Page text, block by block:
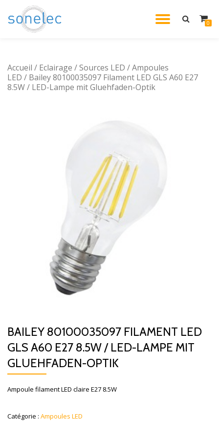
Aller
0
Accueil / Eclairage /Sources LED /Ampoules
LED / Bailey 80100035097 Filament LED GLS A60 E27
8.5W / LED-Lampe mit Gluehfaden-Optik
BAILEY 80100035097 FILAMENT LED
GLS A60 E27 8.5W / LED-LAMPE MIT
GLUEHFADEN-OPTIK
Ampoule filament LED claire E27 8.5W
Catégorie : Ampoules LED